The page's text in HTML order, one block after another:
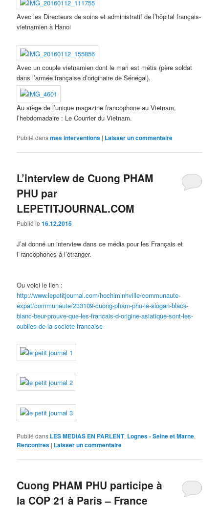
Avec les Directeurs de soins et administratif de l’hôpital français-
vietnamien à Hanoi
Avec un couple vietnamien dont le mari est métis (père soldat
dans l’armée française d’originaire de Sénégal).
Au siège de l’unique magazine francophone au Vietnam,
l’hebdomadaire : Le Courrier du Vietnam.
Publié dansmes interventions | Laisser un commentaire
L’interview de Cuong PHAM
PHU par
LEPETITJOURNAL.COM
Publié le16.12.2015
J’ai donné un interview dans ce média pour les Français et
Francophones à l’étranger.
Ou voici le lien :
http://www.lepetitjournal.com/hochiminhville/communaute-
expat/communaute/233109-cuong-pham-phu-le-slogan-black-
blanc-beur-prouve-que-les-francais-d-origine-asiatique-sont-les-
oublies-de-la-societe-francaise
Publié dans LES MEDIAS EN PARLENT, Lognes - Seine et Marne,
Rencontres | Laisser un commentaire
Cuong PHAM PHU participe à
la COP 21 à Paris – France